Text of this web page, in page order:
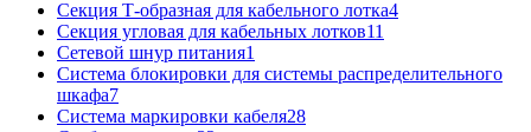
Секция Т-образная для кабельного лотка4
Секция угловая для кабельных лотков11
Сетевой шнур питания1
Система блокировки для системы распределительного
шкафа7
Система маркировки кабеля28